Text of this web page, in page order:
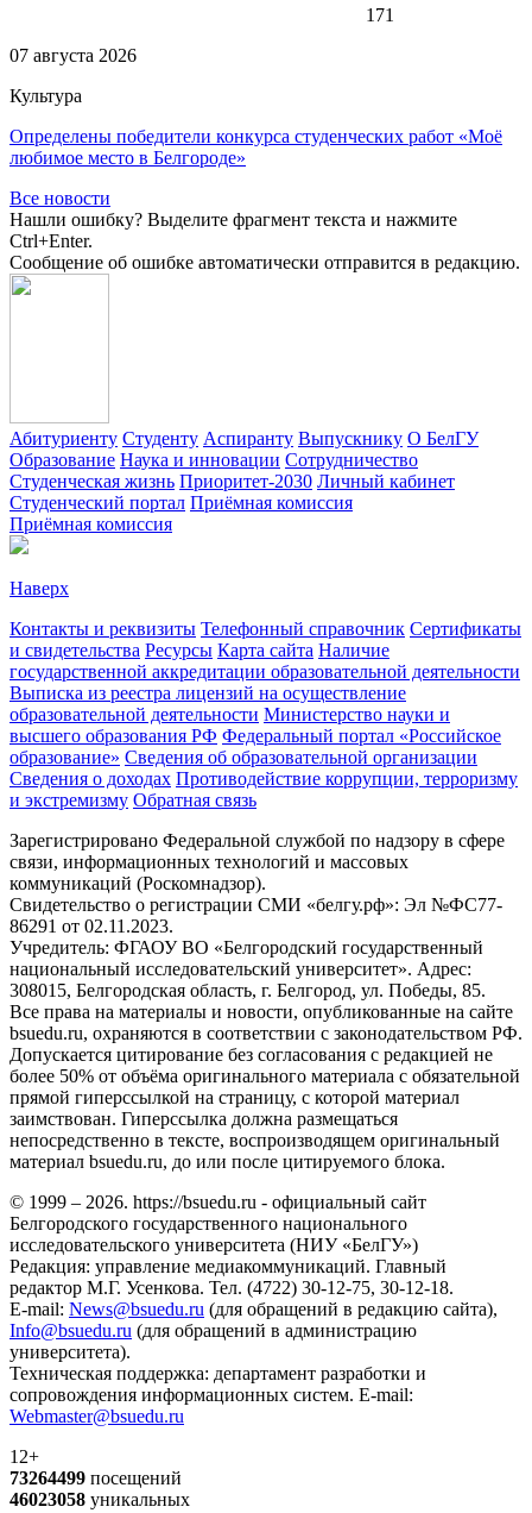
171
07 августа 2026
Культура
Определены победители конкурса студенческих работ «Моё
любимое место в Белгороде»
Все новости
Нашли ошибку? Выделите фрагмент текста и нажмите
Ctrl+Enter.
Сообщение об ошибке автоматически отправится в редакцию.
Абитуриенту Студенту Аспиранту Выпускнику О БелГУ
Образование Наука и инновации Сотрудничество
Студенческая жизнь Приоритет-2030 Личный кабинет
Студенческий портал Приёмная комиссия
Приёмная комиссия
Наверх
Контакты и реквизиты Телефонный справочник Сертификаты
и свидетельства Ресурсы Карта сайта Наличие
государственной аккредитации образовательной деятельности
Выписка из реестра лицензий на осуществление
образовательной деятельности Министерствo науки и
высшего образования РФ Федеральный портал «Российское
образование» Сведения об образовательной организации
Сведения о доходах Противодействие коррупции, терроризму
и экстремизму Обратная связь
Зарегистрировано Федеральной службой по надзору в сфере
связи, информационных технологий и массовых
коммуникаций (Роскомнадзор).
Свидетельство о регистрации СМИ «белгу.рф»: Эл №ФС77-
86291 от 02.11.2023.
Учредитель: ФГАОУ ВО «Белгородский государственный
национальный исследовательский университет». Адрес:
308015, Белгородская область, г. Белгород, ул. Победы, 85.
Все права на материалы и новости, опубликованные на сайте
bsuedu.ru, охраняются в соответствии с законодательством РФ.
Допускается цитирование без согласования с редакцией не
более 50% от объёма оригинального материала с обязательной
прямой гиперссылкой на страницу, с которой материал
заимствован. Гиперссылка должна размещаться
непосредственно в тексте, воспроизводящем оригинальный
материал bsuedu.ru, до или после цитируемого блока.
© 1999 – 2026. https://bsuedu.ru - официальный сайт
Белгородского государственного национального
исследовательского университета (НИУ «БелГУ»)
Редакция: управление медиакоммуникаций. Главный
редактор М.Г. Усенкова. Тел. (4722) 30-12-75, 30-12-18.
E-mail: News@bsuedu.ru (для обращений в редакцию сайта),
Info@bsuedu.ru (для обращений в администрацию
университета).
Техническая поддержка: департамент разработки и
сопровождения информационных систем. E-mail:
Webmaster@bsuedu.ru
12+
73264499 посещений
46023058 уникальных